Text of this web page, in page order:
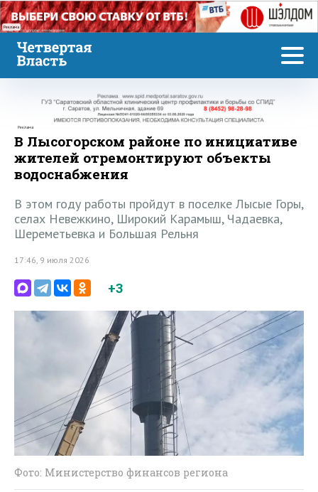
Реклама
Реклама
В Лысогорском районе по инициативе
жителей отремонтируют объекты
водоснабжения
В этом году работы пройдут в поселке Лысые Горы,
селах Невежкино, Широкий Карамыш, Чадаевка,
Шереметьевка и Большая Рельня
17:46, 9 июля 2026
+3
Фото: Министерство финансов региона